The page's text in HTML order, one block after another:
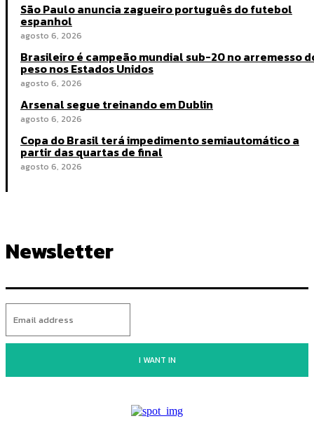
São Paulo anuncia zagueiro português do futebol
espanhol
agosto 6, 2026
Brasileiro é campeão mundial sub-20 no arremesso
peso nos Estados Unidos
agosto 6, 2026
Arsenal segue treinando em Dublin
agosto 6, 2026
Copa do Brasil terá impedimento semiautomático a
partir das quartas de final
agosto 6, 2026
Newsletter
I WANT IN